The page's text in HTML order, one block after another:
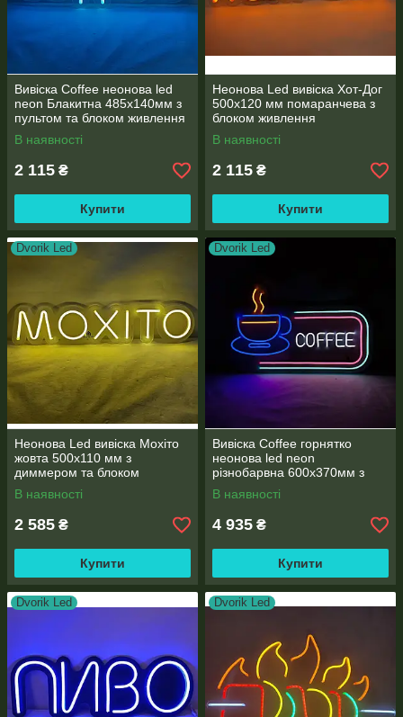
Вивіска Coffee неонова led
neon Блакитна 485х140мм з
пультом та блоком живлення
В наявності
2 115 ₴
Купити
Неонова Led вивіска Хот-Дог
500х120 мм помаранчева з
блоком живлення
В наявності
2 115 ₴
Купити
Dvorik Led
Неонова Led вивіска Мохіто
жовта 500х110 мм з
диммером та блоком
живлення
В наявності
2 585 ₴
Купити
Dvorik Led
Вивіска Coffee горнятко
неонова led neon
різнобарвна 600х370мм з
пультом
В наявності
4 935 ₴
Купити
Dvorik Led Dvorik Led